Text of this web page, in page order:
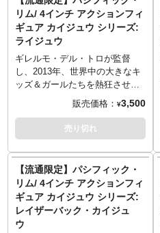
ます。またパッケージは輸送用
となりますため、パッケージに
多少の傷やダメージがある場合
もございます。
ンナップ！こちらはヴァル・キ
ルマー演じるバットマン。この
シリーズにラインナップするそ
れぞれのキャラ（全4種）に付属
するビルドパーツを合体させる
ことで「ナイトメアバット」が
完成します。
すため、パッケージに多少の傷
やダメージがある場合もござい
ずと知れたスポーンの作者であ
り、現ギネス記録保持者でもあ
るトッド・マクファーレンによ
り立ち上げられたフィギュアメ
ーカー。自身の作品を筆頭に当
時最高峰といわれるクオリティ
リム/ 4インチ アクションフィ
ギュア カイジュウ シリーズ:
ライジュウ
ギレルモ・デル・トロが監督
し、2013年、世界中の大きなキ
ッズ＆ガールたちを熱狂させた
映画『パシフィック・リム』。
そんなSF映画に一石を投じた作
品が、マクファーレントイズか
らこの2023年にアクションフィ
ギュア化となりました！
販売価格： ¥3,500
売り切れ
【流通限定】パシフィック・
リム/ 4インチ アクションフィ
ギュア カイジュウ シリーズ:
レイザーバック・カイジュ
ウ